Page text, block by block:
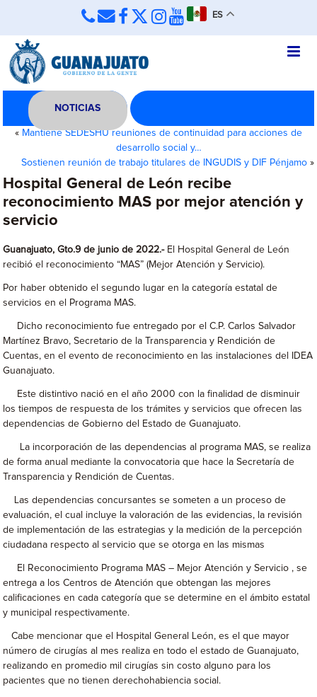
ES
NOTICIAS
« Mantiene SEDESHU reuniones de continuidad para acciones de
desarrollo social y…
Sostienen reunión de trabajo titulares de INGUDIS y DIF Pénjamo»
Hospital General de León recibe
reconocimiento MAS por mejor atención y
servicio
Guanajuato, Gto.9 de junio de 2022.-El Hospital General de León
recibió el reconocimiento “MAS” (Mejor Atención y Servicio).
Por haber obtenido el segundo lugar en la categoría estatal de
servicios en el Programa MAS.
Dicho reconocimiento fue entregado por el C.P. Carlos Salvador
Martínez Bravo, Secretario de la Transparencia y Rendición de
Cuentas, en el evento de reconocimiento en las instalaciones del IDEA
Guanajuato.
Este distintivo nació en el año 2000 con la finalidad de disminuir
los tiempos de respuesta de los trámites y servicios que ofrecen las
dependencias de Gobierno del Estado de Guanajuato.
La incorporación de las dependencias al programa MAS, se realiza
de forma anual mediante la convocatoria que hace la Secretaría de
Transparencia y Rendición de Cuentas.
Las dependencias concursantes se someten a un proceso de
evaluación, el cual incluye la valoración de las evidencias, la revisión
de implementación de las estrategias y la medición de la percepción
ciudadana respecto al servicio que se otorga en las mismas
El Reconocimiento Programa MAS – Mejor Atención y Servicio , se
entrega a los Centros de Atención que obtengan las mejores
calificaciones en cada categoría que se determine en el ámbito estatal
y municipal respectivamente.
Cabe mencionar que el Hospital General León, es el que mayor
número de cirugías al mes realiza en todo el estado de Guanajuato,
realizando en promedio mil cirugías sin costo alguno para los
pacientes que no tienen derechohabiencia social.